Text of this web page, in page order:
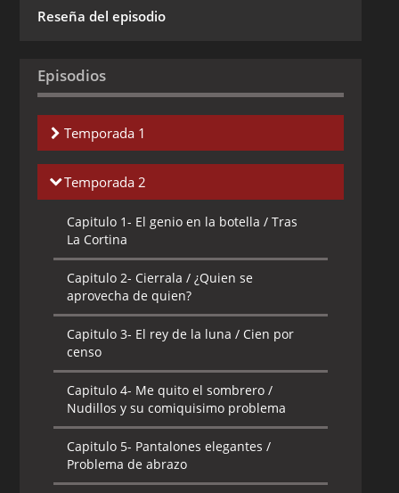
Reseña del episodio
Episodios
Temporada 1
Capitulo 1-
Veo
Capitulo 2- Kid Nickels / La Vida Dulce
Envuelto
Cammie
Capitulo 6-Ardor de Pie / Entrégala
Capitulo 7- Que Divertido Era el Oeste /
Nudillos es una Rata
Temporada 2
Capitulo 1- El genio en la botella / Tras
La Cortina
Capitulo 2- Cierrala / ¿Quien se
aprovecha de quien?
Capitulo 3- El rey de la luna / Cien por
censo
Capitulo 4- Me quito el sombrero /
Nudillos y su comiquisimo problema
Capitulo 5- Pantalones elegantes /
Problema de abrazo